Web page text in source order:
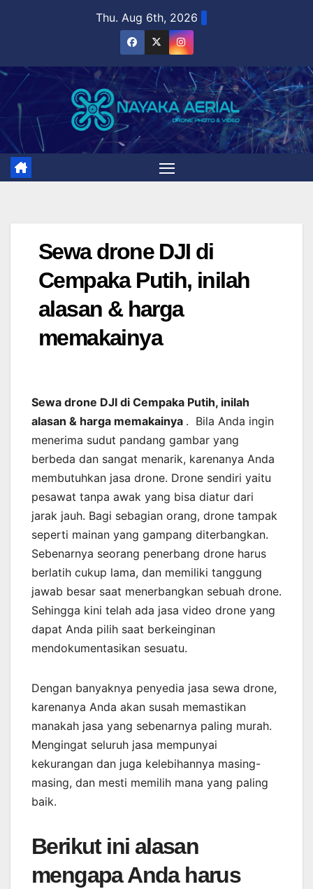
Thu. Aug 6th, 2026
Sewa drone DJI di
Cempaka Putih, inilah
alasan & harga
memakainya
Sewa drone DJI di Cempaka Putih, inilah
alasan & harga memakainya . Bila Anda ingin
menerima sudut pandang gambar yang
berbeda dan sangat menarik, karenanya Anda
membutuhkan jasa drone. Drone sendiri yaitu
pesawat tanpa awak yang bisa diatur dari
jarak jauh. Bagi sebagian orang, drone tampak
seperti mainan yang gampang diterbangkan.
Sebenarnya seorang penerbang drone harus
berlatih cukup lama, dan memiliki tanggung
jawab besar saat menerbangkan sebuah drone.
Sehingga kini telah ada jasa video drone yang
dapat Anda pilih saat berkeinginan
mendokumentasikan sesuatu.
Dengan banyaknya penyedia jasa sewa drone,
karenanya Anda akan susah memastikan
manakah jasa yang sebenarnya paling murah.
Mengingat seluruh jasa mempunyai
kekurangan dan juga kelebihannya masing-
masing, dan mesti memilih mana yang paling
baik.
Berikut ini alasan
mengapa Anda harus